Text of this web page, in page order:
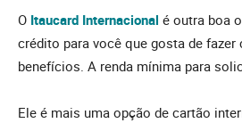
O Itaucard Internacional é outra boa
crédito para você que gosta de fazer
benefícios. A renda mínima para
Ele é mais uma opção de cartão